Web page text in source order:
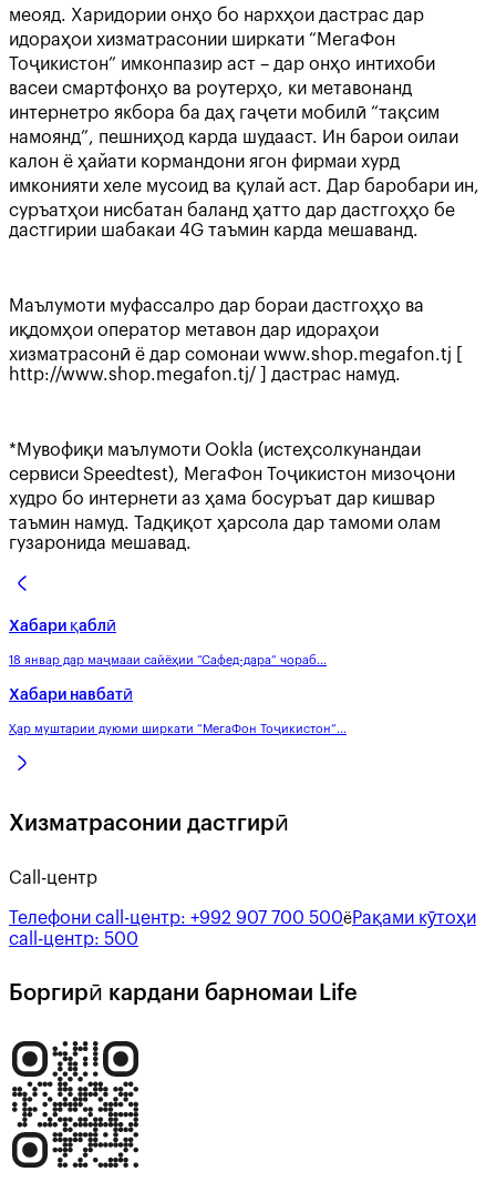
меояд. Харидории онҳо бо нархҳои дастрас дар
идораҳои хизматрасонии ширкати “МегаФон
Тоҷикистон” имконпазир аст – дар онҳо интихоби
васеи смартфонҳо ва роутерҳо, ки метавонанд
интернетро якбора ба даҳ гаҷети мобилӣ “тақсим
намоянд”, пешниҳод карда шудааст. Ин барои оилаи
калон ё ҳайати кормандони ягон фирмаи хурд
имконияти хеле мусоид ва қулай аст. Дар баробари ин,
суръатҳои нисбатан баланд ҳатто дар дастгоҳҳо бе
дастгирии шабакаи 4G таъмин карда мешаванд.
Маълумоти муфассалро дар бораи дастгоҳҳо ва
иқдомҳои оператор метавон дар идораҳои
хизматрасонӣ ё дар сомонаи www.shop.megafon.tj [
http://www.shop.megafon.tj/ ] дастрас намуд.
*Мувофиқи маълумоти Ookla (истеҳсолкунандаи
сервиси Speedtest), МегаФон Тоҷикистон мизоҷони
худро бо интернети аз ҳама босуръат дар кишвар
таъмин намуд. Тадқиқот ҳарсола дар тамоми олам
гузаронида мешавад.
Хабари қаблӣ
18 январ дар маҷмааи сайёҳии “Сафед-дара” чораб...
Хабари навбатӣ
Ҳар муштарии дуюми ширкати “МегаФон Тоҷикистон”...
Хизматрасонии дастгирӣ
Call-центр
Телефони call-центр: +992 907 700 500ёРақами кӯтоҳи
call-центр: 500
Боргирӣ кардани барномаи Life